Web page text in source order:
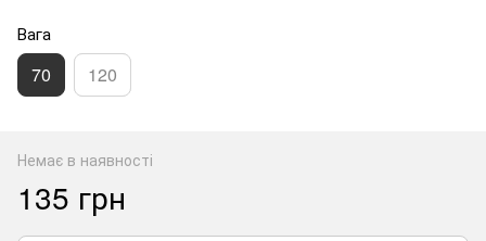
Вага
70 120
Немає в наявності
135 грн